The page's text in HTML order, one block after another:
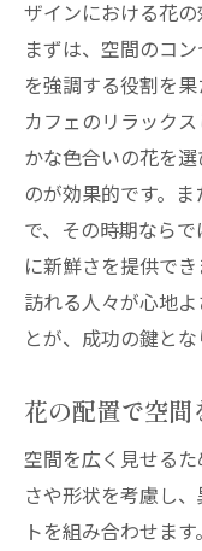
ザインにおける花の
まずは、空間のコ
を強調する役割を果
カフェのリラック
かな色合いの花を
のが効果的です。
で、その時期なら
に新鮮さを提供でき
訪れる人々が心地
とが、成功の鍵とな
花の配置で空間
空間を広く見せる
さや形状を考慮し
トを組み合わせま